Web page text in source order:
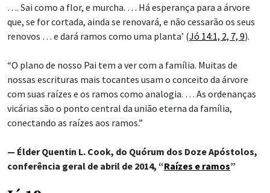
…. Sai como a flor, e murcha. … Há esperança para a árvore
que, se for cortada, ainda se renovará, e não cessarão os seus
renovos … e dará ramos como uma planta’ (Jó 14:1, 2, 7, 9).
“O plano de nosso Pai tem a ver com a família. Muitas de
nossas escrituras mais tocantes usam o conceito da árvore
com suas raízes e os ramos como analogia. … As ordenanças
vicárias são o ponto central da união eterna da família,
conectando as raízes aos ramos.”
— Élder Quentin L. Cook, do Quórum dos Doze Apóstolos,
conferência geral de abril de 2014, “Raízes e ramos”